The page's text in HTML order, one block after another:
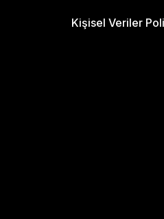
Kişisel Veriler